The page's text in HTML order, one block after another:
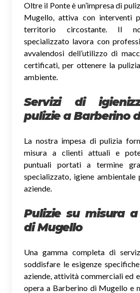
Oltre il Ponte è un’impresa di
Mugello, attiva con interventi
territorio circostante. Il
specializzato lavora con
avvalendosi dell’utilizzo di
certificati, per ottenere la
ambiente.
Servizi di
pulizie a Barberino
La nostra impesa di pulizia
misura a clienti attuali e
puntuali portati a termine
specializzato, igiene
aziende.
Pulizie su misura
di Mugello
Una gamma completa di
soddisfare le esigenze
aziende, attività commerciali ed
opera a Barberino di Mugello e